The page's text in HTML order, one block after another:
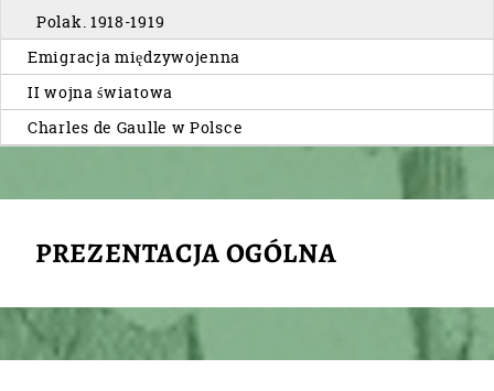
Polak. 1918-1919
Emigracja międzywojenna
II wojna światowa
Charles de Gaulle w Polsce
PREZENTACJA OGÓLNA